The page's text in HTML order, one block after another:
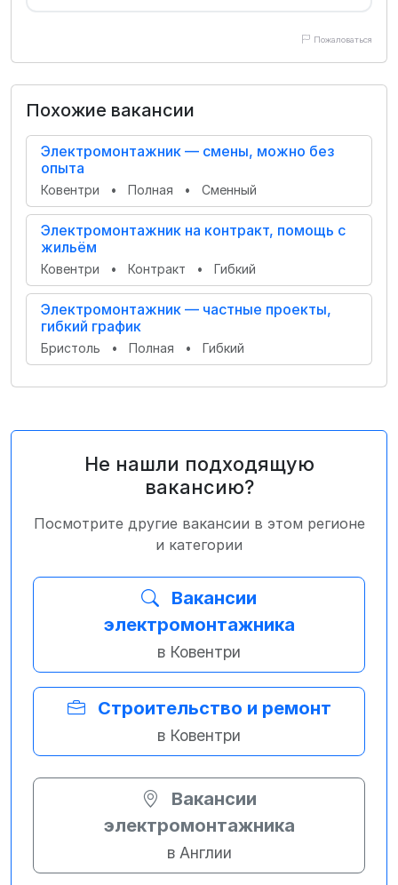
Пожаловаться
Похожие вакансии
Электромонтажник — смены, можно без
опыта
Ковентри • Полная • Сменный
Электромонтажник на контракт, помощь с
жильём
Ковентри • Контракт • Гибкий
Электромонтажник — частные проекты,
гибкий график
Бристоль • Полная • Гибкий
Не нашли подходящую
вакансию?
Посмотрите другие вакансии в этом регионе
и категории
Вакансии
электромонтажника
в Ковентри
Строительство и ремонт
в Ковентри
Вакансии
электромонтажника
в Англии